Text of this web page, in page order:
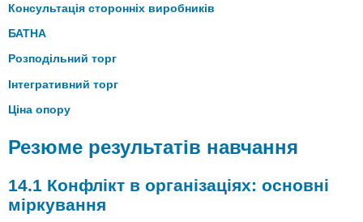
Консультація сторонніх виробників
БАТНА
Розподільний торг
Інтегративний торг
Ціна опору
Резюме результатів навчання
14.1 Конфлікт в організаціях: основні
міркування